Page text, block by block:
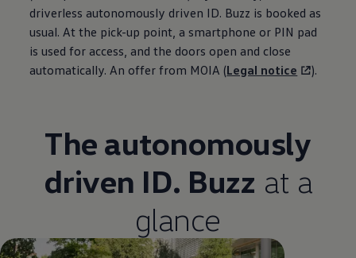
driverless autonomously driven ID. Buzz is booked as
usual. At the pick-up point, a smartphone or PIN pad
is used for access, and the doors open and close
automatically. An offer from MOIA (Legal notice ).
The autonomously
driven ID. Buzz at a
glance